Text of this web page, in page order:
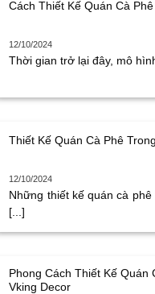
Cách Thiết Kế Quán Cà
12/10/2024
Thời gian trở lại đây, mô
Thiết Kế Quán Cà Phê
12/10/2024
Những thiết kế quán cà
[...]
Phong Cách Thiết Kế Quán
Vking Decor